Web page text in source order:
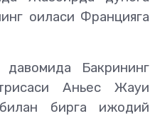
оиласи Францияга
Бакрининг
Аньес Жауи
бирга ижодий